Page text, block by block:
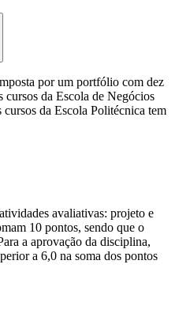
por um portfólio com dez
cursos da Escola de Negócios
cursos da Escola Politécnica tem
avaliativas: projeto e
10 pontos, sendo que o
a aprovação da disciplina,
a 6,0 na soma dos pontos